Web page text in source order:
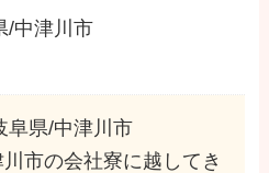
/中津川市
阜県/中津川市
市の会社寮に越してき